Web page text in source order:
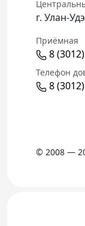
г. Улан-
Приёмная
8
Телефон
8
© 2008 —